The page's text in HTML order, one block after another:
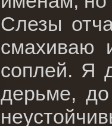
Слезы
смахиваю
соплей. Я
дерьме,